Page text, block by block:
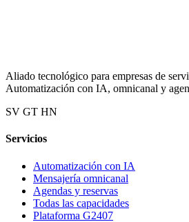
Aliado tecnológico para empresas de
Automatización con IA, omnicanal y
SV GT HN
Servicios
Automatización con IA
Mensajería omnicanal
Agendas y reservas
Todas las capacidades
Plataforma G2407